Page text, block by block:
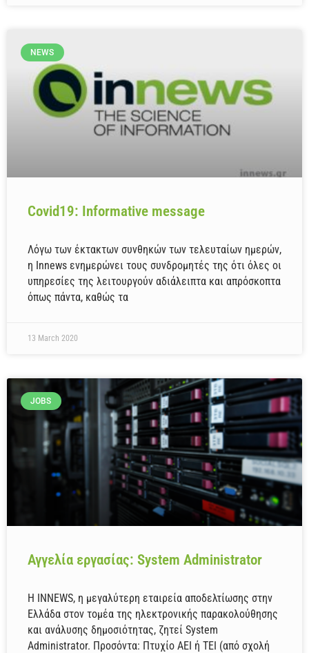
NEWS
Covid19: Informative message
Λόγω των έκτακτων συνθηκών των τελευταίων ημερών,
η Innews ενημερώνει τους συνδρομητές της ότι όλες οι
υπηρεσίες της λειτουργούν αδιάλειπτα και απρόσκοπτα
όπως πάντα, καθώς τα
13 March 2020
JOBS
Αγγελία εργασίας: System Administrator
Η INNEWS, η μεγαλύτερη εταιρεία αποδελτίωσης στην
Ελλάδα στον τομέα της ηλεκτρονικής παρακολούθησης
και ανάλυσης δημοσιότητας, ζητεί System
Administrator. Προσόντα: Πτυχίο ΑΕΙ ή ΤΕΙ (από σχολή